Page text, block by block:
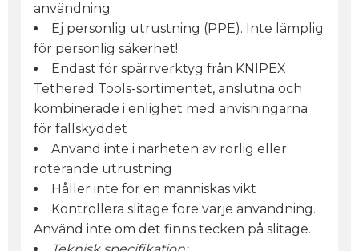
användning
Ej personlig utrustning (PPE). Inte lämplig
för personlig säkerhet!
Endast för spärrverktyg från KNIPEX
Tethered Tools-sortimentet, anslutna och
kombinerade i enlighet med anvisningarna
för fallskyddet
Använd inte i närheten av rörlig eller
roterande utrustning
Håller inte för en människas vikt
Kontrollera slitage före varje användning.
Använd inte om det finns tecken på slitage.